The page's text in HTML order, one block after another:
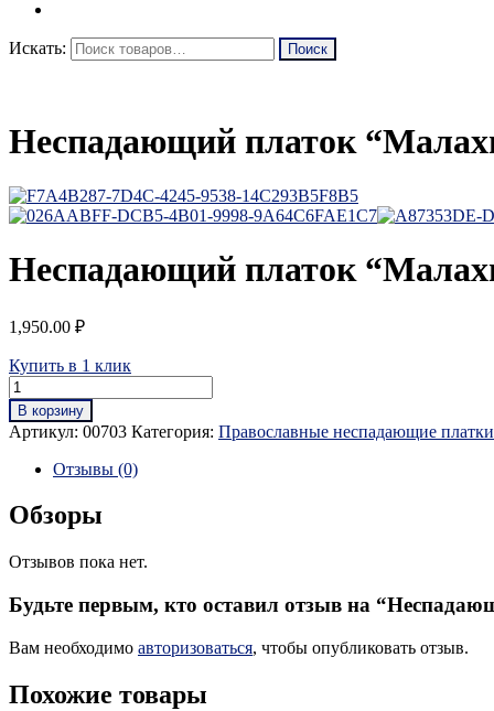
Искать:
Неспадающий платок
Неспадающий платок
1,950.00 ₽
Купить в 1 клик
В корзину
Артикул: 00703 Категория: Православные неспадающие платки
Отзывы (0)
Обзоры
Отзывов пока нет.
Будьте первым, кто оставил отзыв на
Вам необходимо авторизоваться, чтобы опубликовать отзыв.
Похожие товары